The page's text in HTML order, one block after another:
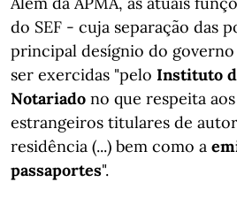
do SEF - cuja separação das
principal desígnio do governo
ser exercidas "pelo Instituto
Notariado no que respeita
estrangeiros titulares de
residência (...) bem como a
passaportes".